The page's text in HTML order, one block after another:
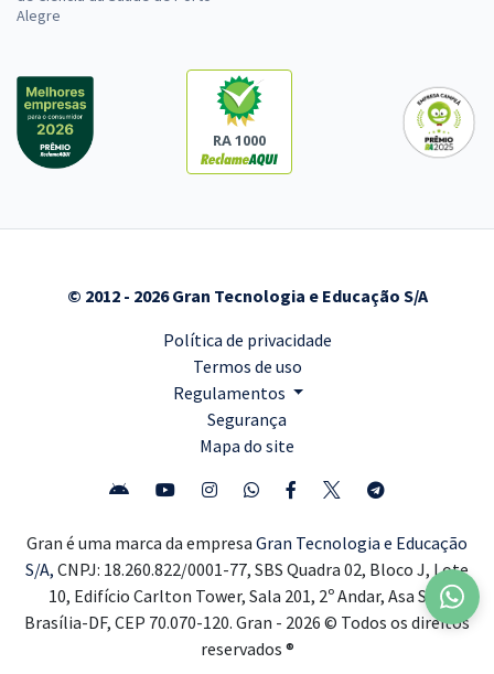
Alegre
RA 1000
© 2012 - 2026 Gran Tecnologia e Educação S/A
Política de privacidade
Termos de uso
Regulamentos
Segurança
Mapa do site
Gran é uma marca da empresa Gran Tecnologia e Educação
S/A, CNPJ: 18.260.822/0001-77, SBS Quadra 02, Bloco J, Lote
10, Edifício Carlton Tower, Sala 201, 2º Andar, Asa Sul,
Brasília-DF, CEP 70.070-120. Gran - 2026 © Todos os direitos
reservados ®